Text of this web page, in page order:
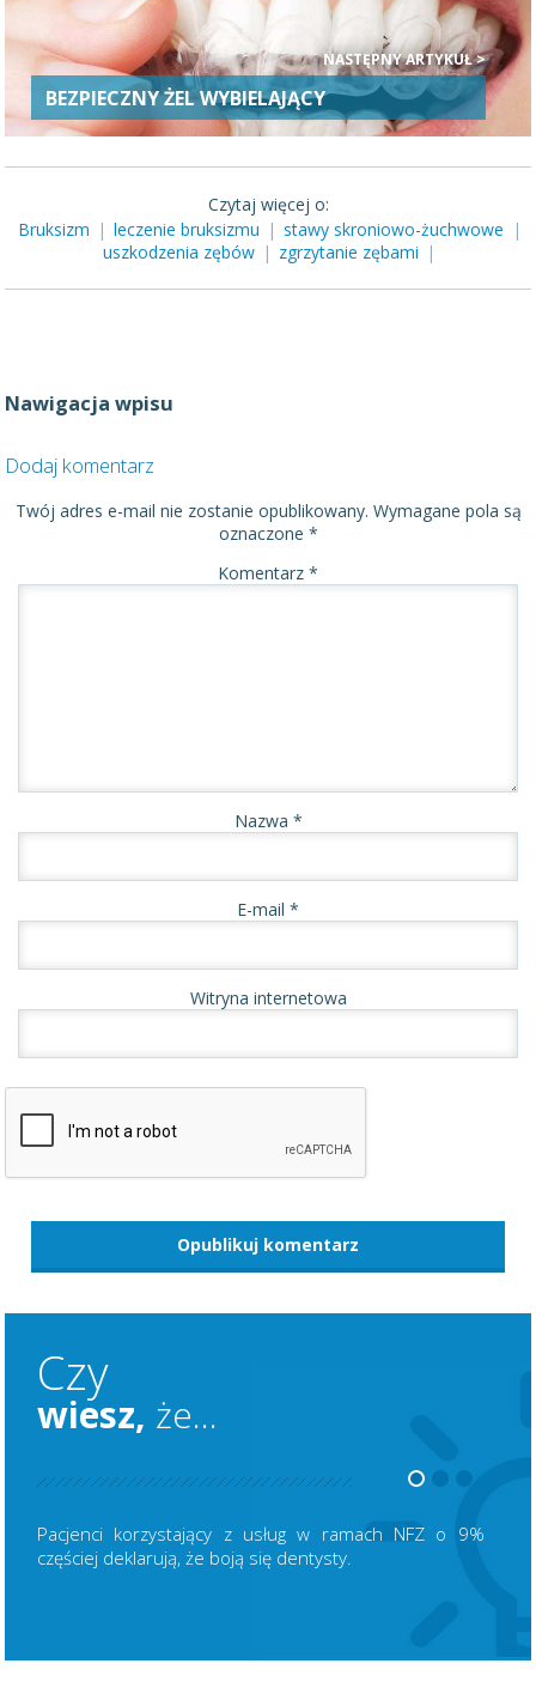
NASTĘPNY ARTYKUŁ >
BEZPIECZNY ŻEL WYBIELAJĄCY
Czytaj więcej o:
Bruksizm | leczenie bruksizmu | stawy skroniowo-żuchwowe
|
uszkodzenia zębów | zgrzytanie zębami |
Nawigacja wpisu
Dodaj komentarz
Twój adres e-mail nie zostanie opublikowany. Wymagane pola są
oznaczone *
Komentarz *
Nazwa *
E-mail *
Witryna internetowa
Czy
wiesz, że...
Pacjenci korzystający z usług w ramach NFZ o 9%
częściej deklarują, że boją się dentysty.